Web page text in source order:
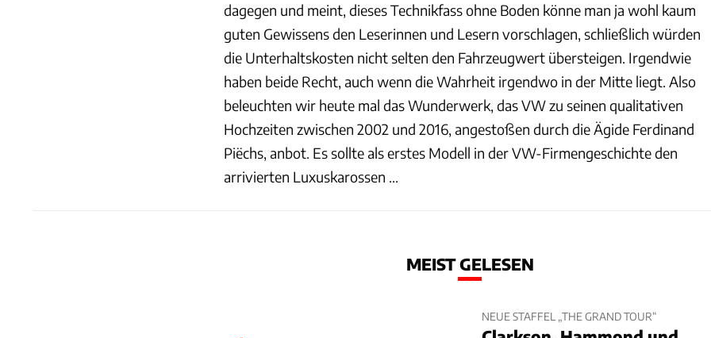
dagegen und meint, dieses Technikfass ohne Boden könne man ja wohl kaum
guten Gewissens den Leserinnen und Lesern vorschlagen, schließlich würden
die Unterhaltskosten nicht selten den Fahrzeugwert übersteigen. Irgendwie
haben beide Recht, auch wenn die Wahrheit irgendwo in der Mitte liegt. Also
beleuchten wir heute mal das Wunderwerk, das VW zu seinen qualitativen
Hochzeiten zwischen 2002 und 2016, angestoßen durch die Ägide Ferdinand
Piëchs, anbot. Es sollte als erstes Modell in der VW-Firmengeschichte den
arrivierten Luxuskarossen ...
MEIST GELESEN
NEUE STAFFEL „THE GRAND TOUR“